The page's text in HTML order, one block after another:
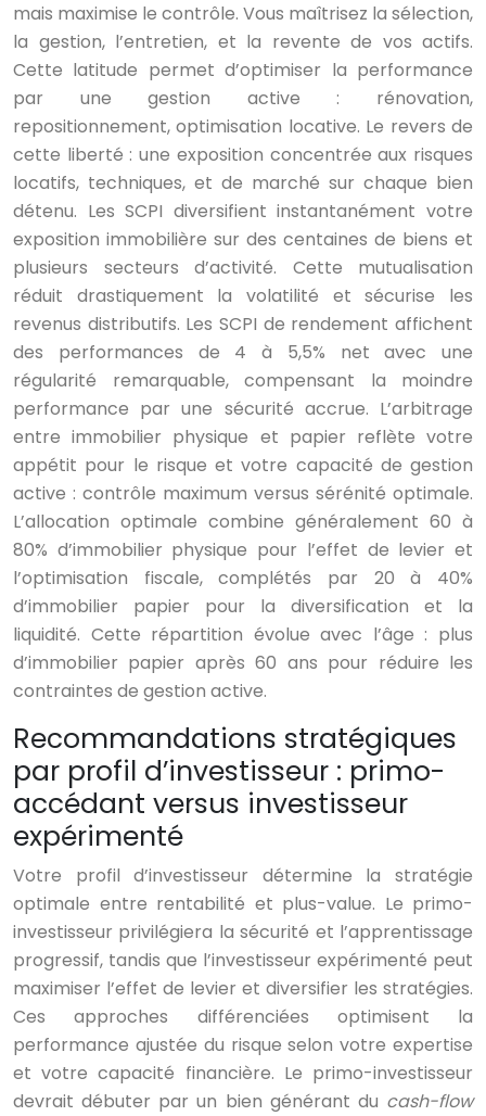
mais maximise le contrôle. Vous maîtrisez la sélection,
la gestion, l’entretien, et la revente de vos actifs.
Cette latitude permet d’optimiser la performance
par une gestion active : rénovation,
repositionnement, optimisation locative. Le revers de
cette liberté : une exposition concentrée aux risques
locatifs, techniques, et de marché sur chaque bien
détenu. Les SCPI diversifient instantanément votre
exposition immobilière sur des centaines de biens et
plusieurs secteurs d’activité. Cette mutualisation
réduit drastiquement la volatilité et sécurise les
revenus distributifs. Les SCPI de rendement affichent
des performances de 4 à 5,5% net avec une
régularité remarquable, compensant la moindre
performance par une sécurité accrue. L’arbitrage
entre immobilier physique et papier reflète votre
appétit pour le risque et votre capacité de gestion
active : contrôle maximum versus sérénité optimale.
L’allocation optimale combine généralement 60 à
80% d’immobilier physique pour l’effet de levier et
l’optimisation fiscale, complétés par 20 à 40%
d’immobilier papier pour la diversification et la
liquidité. Cette répartition évolue avec l’âge : plus
d’immobilier papier après 60 ans pour réduire les
contraintes de gestion active.
Recommandations stratégiques
par profil d’investisseur : primo-
accédant versus investisseur
expérimenté
Votre profil d’investisseur détermine la stratégie
optimale entre rentabilité et plus-value. Le primo-
investisseur privilégiera la sécurité et l’apprentissage
progressif, tandis que l’investisseur expérimenté peut
maximiser l’effet de levier et diversifier les stratégies.
Ces approches différenciées optimisent la
performance ajustée du risque selon votre expertise
et votre capacité financière. Le primo-investisseur
devrait débuter par un bien générant du cash-flow